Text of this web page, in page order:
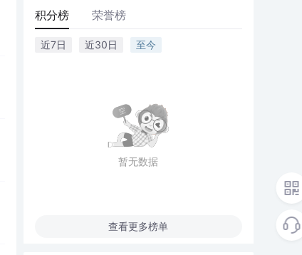
积分榜 荣誉榜
近7日 近30日 至今
暂无数据
查看更多榜单